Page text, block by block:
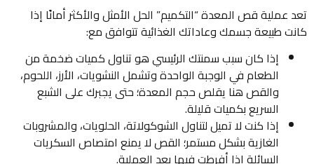
تعد عملية قص المعدة “التكميم” الحل الأمثل والأكثر أمانًا إذا
كانت طبيعة جسمك وعاداتك الغذائية تتوافق مع:
إذا كان سبب سمنتك الرئيسي هو تناول كميات ضخمة من
الطعام في الوجبة الواحدة وتشمل النشويات، الأرز، اللحوم،
والقص هنا يقلص حجم المعدة؛ حتى يجبرك على الشبع
السريع بكميات قليلة.
إذا كنت لا تميل لتناول الشوكولاتة، الحلويات، والمشروبات
الغازية بشكل مستمر؛ القص لا يمنع امتصاص السكريات
السائلة إذا أفرطت فيها بعد العملية.